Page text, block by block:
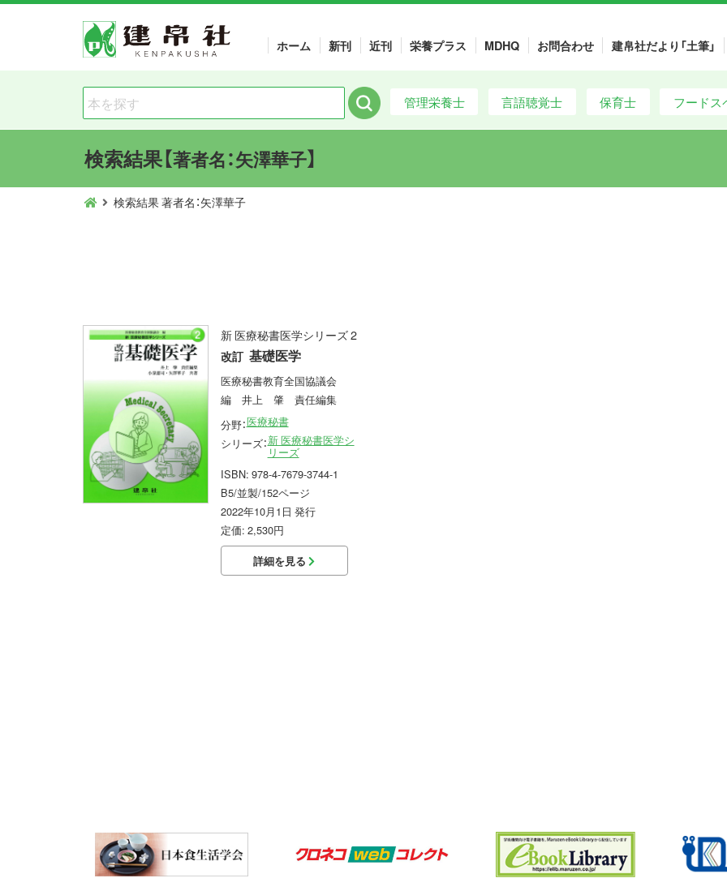
ホーム 新刊 近刊 栄養プラス MDHQ お問合わせ 建帛社だより「土筆」
管理栄養士 言語聴覚士 保育士 フードス
検索結果【著者名：矢澤華子】
検索結果 著者名：矢澤華子
新 医療秘書医学シリーズ 2
改訂 基礎医学
医療秘書教育全国協議会
編 井上 肇 責任編集
分野：医療秘書
シリーズ：新 医療秘書医学シ
リーズ
ISBN: 978-4-7679-3744-1
B5/並製/152ページ
2022年10月1日 発行
定価: 2,530円
詳細を見る